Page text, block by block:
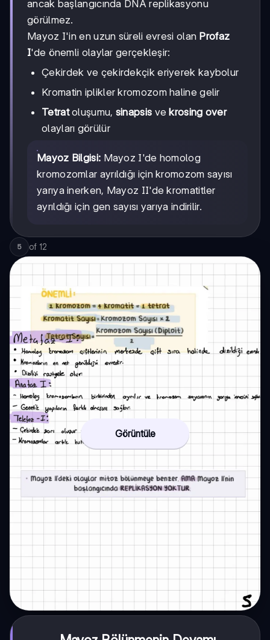
ancak başlangıcında DNA replikasyonu
görülmez.
Mayoz I'in en uzun süreli evresi olan Profaz
I'de önemli olaylar gerçekleşir:
Çekirdek ve çekirdekçik eriyerek kaybolur
Kromatin iplikler kromozom haline gelir
Tetratoluşumu, sinapsis ve krosing over
olayları görülür
Mayoz Bilgisi: Mayoz I'de homolog
kromozomlar ayrıldığı için kromozom sayısı
yarıya inerken, Mayoz II'de kromatitler
ayrıldığı için gen sayısı yarıya indirilir.
5 of 12
Görüntüle